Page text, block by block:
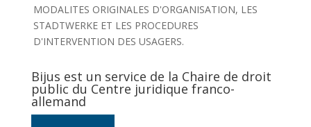
MODALITES ORIGINALES D'ORGANISATION, LES
STADTWERKE ET LES PROCEDURES
D'INTERVENTION DES USAGERS.
Bijus est un service de la Chaire de droit
public du Centre juridique franco-
allemand